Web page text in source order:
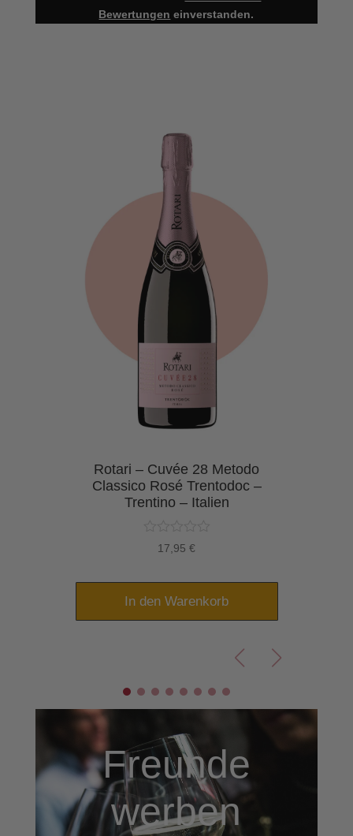
Bewertungen einverstanden.
Rotari – Cuvée 28 Metodo
Classico Rosé Trentodoc –
Trentino – Italien
17,95€
In den Warenkorb
Freunde
werben